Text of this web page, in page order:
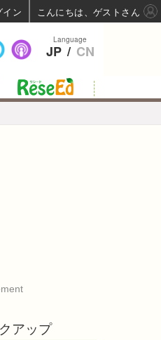
アップ
Language
JP / CN
イン こんにちは、ゲストさん